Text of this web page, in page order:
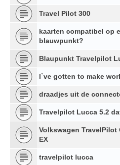
Travel Pilot 300
kaarten compatibel op
blauwpunkt?
Blaupunkt Travelpilot
I`ve gotten to make
draadjes uit de
Travelpilot Lucca 5.2
Volkswagen TravelPilot
EX
travelpilot lucca